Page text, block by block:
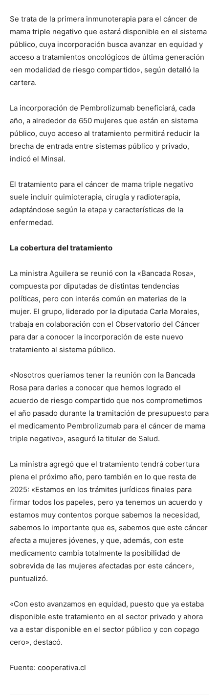
Se trata de la primera inmunoterapia para el cáncer de
mama triple negativo que estará disponible en el sistema
público, cuya incorporación busca avanzar en equidad y
acceso a tratamientos oncológicos de última generación
«en modalidad de riesgo compartido», según detalló la
cartera.
La incorporación de Pembrolizumab beneficiará, cada
año, a alrededor de 650 mujeres que están en sistema
público, cuyo acceso al tratamiento permitirá reducir la
brecha de entrada entre sistemas público y privado,
indicó el Minsal.
El tratamiento para el cáncer de mama triple negativo
suele incluir quimioterapia, cirugía y radioterapia,
adaptándose según la etapa y características de la
enfermedad.
La cobertura del tratamiento
La ministra Aguilera se reunió con la «Bancada Rosa»,
compuesta por diputadas de distintas tendencias
políticas, pero con interés común en materias de la
mujer. El grupo, liderado por la diputada Carla Morales,
trabaja en colaboración con el Observatorio del Cáncer
para dar a conocer la incorporación de este nuevo
tratamiento al sistema público.
«Nosotros queríamos tener la reunión con la Bancada
Rosa para darles a conocer que hemos logrado el
acuerdo de riesgo compartido que nos comprometimos
el año pasado durante la tramitación de presupuesto para
el medicamento Pembrolizumab para el cáncer de mama
triple negativo», aseguró la titular de Salud.
La ministra agregó que el tratamiento tendrá cobertura
plena el próximo año, pero también en lo que resta de
2025: «Estamos en los trámites jurídicos finales para
firmar todos los papeles, pero ya tenemos un acuerdo y
estamos muy contentos porque sabemos la necesidad,
sabemos lo importante que es, sabemos que este cáncer
afecta a mujeres jóvenes, y que, además, con este
medicamento cambia totalmente la posibilidad de
sobrevida de las mujeres afectadas por este cáncer»,
puntualizó.
«Con esto avanzamos en equidad, puesto que ya estaba
disponible este tratamiento en el sector privado y ahora
va a estar disponible en el sector público y con copago
cero», destacó.
Fuente: cooperativa.cl